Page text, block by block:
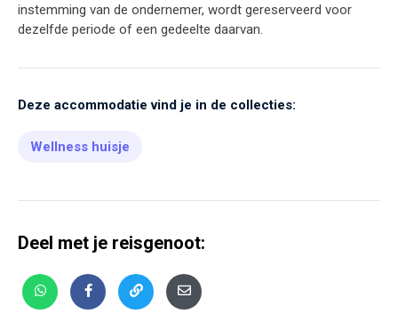
instemming van de ondernemer, wordt gereserveerd voor
dezelfde periode of een gedeelte daarvan.
Deze accommodatie vind je in de collecties:
Wellness huisje
Deel met je reisgenoot: